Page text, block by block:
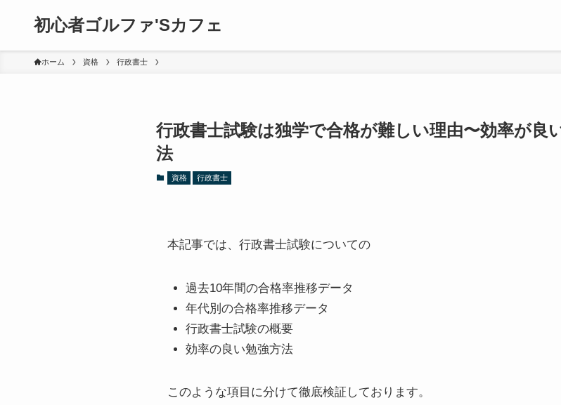
初心者ゴルファ'Sカフェ
ホーム 資格 行政書士
行政書士試験は独学で合格が難しい理由〜効率が良
法
資格 行政書士
本記事では、行政書士試験についての
過去10年間の合格率推移データ
年代別の合格率推移データ
行政書士試験の概要
効率の良い勉強方法
このような項目に分けて徹底検証しております。